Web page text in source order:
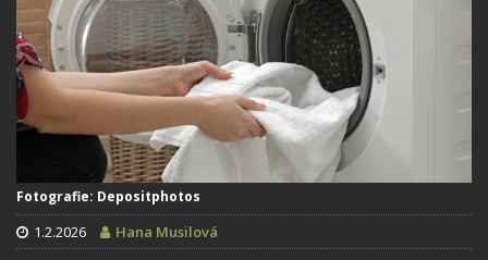
Fotografie: Depositphotos
1.2.2026 Hana Musilová